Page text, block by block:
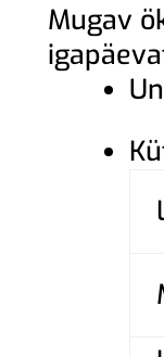
Mugav